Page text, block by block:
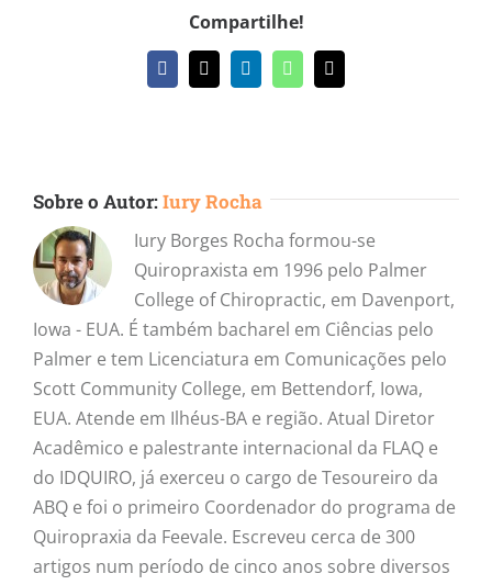
Compartilhe!
Facebook
X LinkedInWhatsApp
E-
mail
Sobre o Autor:Iury Rocha
Iury Borges Rocha formou-se
Quiropraxista em 1996 pelo Palmer
College of Chiropractic, em Davenport,
Iowa - EUA. É também bacharel em Ciências pelo
Palmer e tem Licenciatura em Comunicações pelo
Scott Community College, em Bettendorf, Iowa,
EUA. Atende em Ilhéus-BA e região. Atual Diretor
Acadêmico e palestrante internacional da FLAQ e
do IDQUIRO, já exerceu o cargo de Tesoureiro da
ABQ e foi o primeiro Coordenador do programa de
Quiropraxia da Feevale. Escreveu cerca de 300
artigos num período de cinco anos sobre diversos